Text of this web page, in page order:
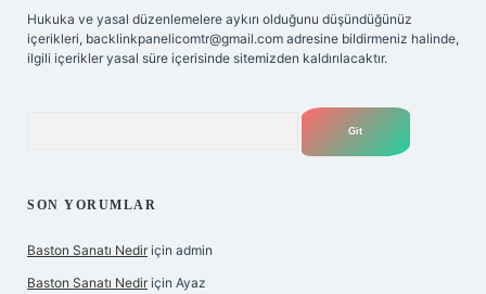
Hukuka ve yasal düzenlemelere aykırı olduğunu düşündüğünüz
içerikleri, backlinkpanelicomtr@gmail.com adresine bildirmeniz halinde,
ilgili içerikler yasal süre içerisinde sitemizden kaldırılacaktır.
SON YORUMLAR
Baston Sanatı Nedir için admin
Baston Sanatı Nedir için Ayaz